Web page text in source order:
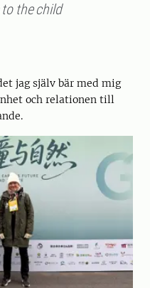
the child
jag själv bär med mig
och relationen till